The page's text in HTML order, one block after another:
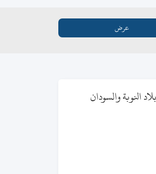
النوبة والسودان